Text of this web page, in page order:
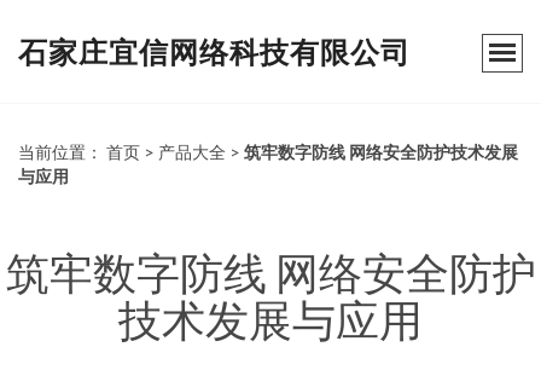
石家庄宜信网络科技有限公司
当前位置： 首页 > 产品大全 > 筑牢数字防线 网络安全防护技术发展
与应用
筑牢数字防线 网络安全防护
技术发展与应用